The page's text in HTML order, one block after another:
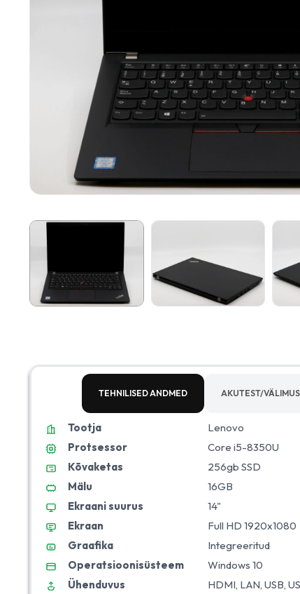
TEHNILISED ANDMED AKUTEST/VÄLIMUS
Tootja
Lenovo
Protsessor
Core i5-8350U
Kõvaketas
256gb SSD
Mälu
16GB
Ekraani suurus
14"
Ekraan
Full HD 1920x1080
Graafika
Integreeritud
Operatsioonisüsteem
Windows 10
Ühenduvus
HDMI, LAN, USB,